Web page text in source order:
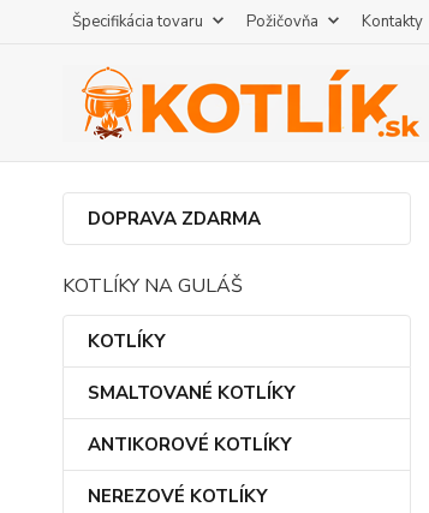
Špecifikácia tovaru Požičovňa Kontakty
DOPRAVA ZDARMA
KOTLÍKY NA GULÁŠ
KOTLÍKY
SMALTOVANÉ KOTLÍKY
ANTIKOROVÉ KOTLÍKY
NEREZOVÉ KOTLÍKY